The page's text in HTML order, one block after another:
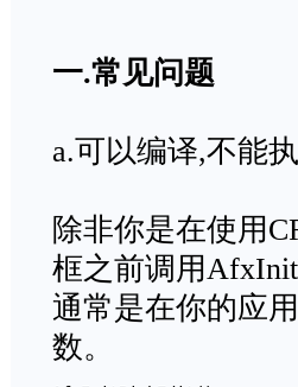
一.常见问题
a.可以编译,不能
除非你是在使用
框之前调用
通常是在你的应
数。